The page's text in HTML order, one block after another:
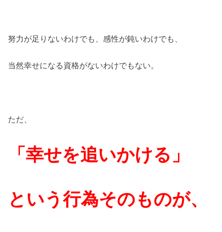
努力が足りないわけでも、感性が鈍いわけでも、
当然幸せになる資格がないわけでもない。
ただ、
「幸せを追いかける」
という行為そのものが、